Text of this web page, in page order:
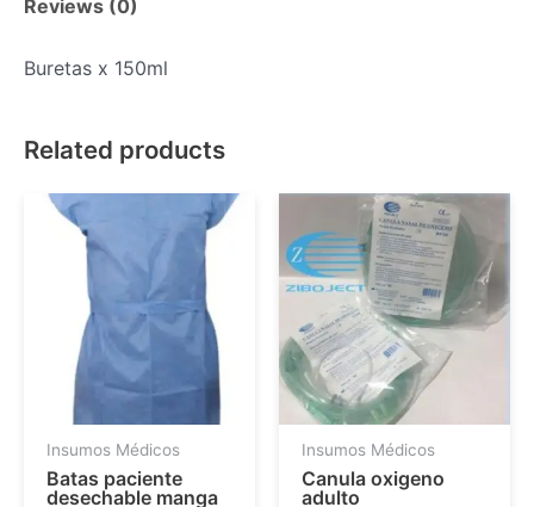
Reviews (0)
Buretas x 150ml
Related products
Insumos Médicos
Batas paciente
desechable manga
Insumos Médicos
Canula oxigeno
adulto